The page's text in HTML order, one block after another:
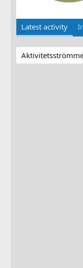
Latest activity